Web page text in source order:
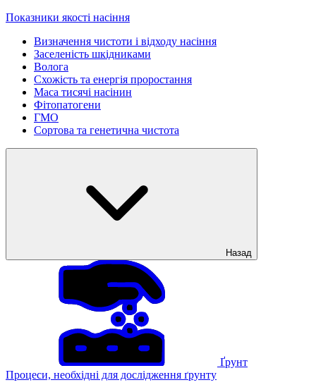
Показники якості насіння
Визначення чистоти і відходу насіння
Заселеність шкідниками
Волога
Схожість та енергія проростання
Маса тисячі насінин
Фітопатогени
ГМО
Сортова та генетична чистота
Назад
Ґрунт
Процеси, необхідні для дослідження ґрунту